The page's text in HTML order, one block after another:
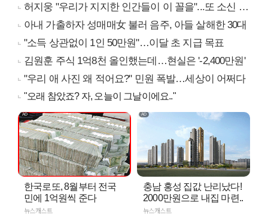
허지웅 "우리가 지지한 인간들이 이 꼴을"...또 소신 발언
아내 가출하자 성매매女 불러 음주, 아들 살해한 30대
"소득 상관없이 1인 50만원"…이달 초 지급 목표
김원훈 주식 1억8천 올인했는데…현실은 '-2,400만원'
"우리 애 사진 왜 적어요?" 민원 폭발…세상이 어쩌다
"오래 참았죠? 자, 오늘이 그날이에요.."
한국로또, 8월부터 전국
민에 1억원씩 준다
뉴스캐스트
충남 홍성 집값 난리났다!
2000만원으로 내집 마련..
뉴스캐스트